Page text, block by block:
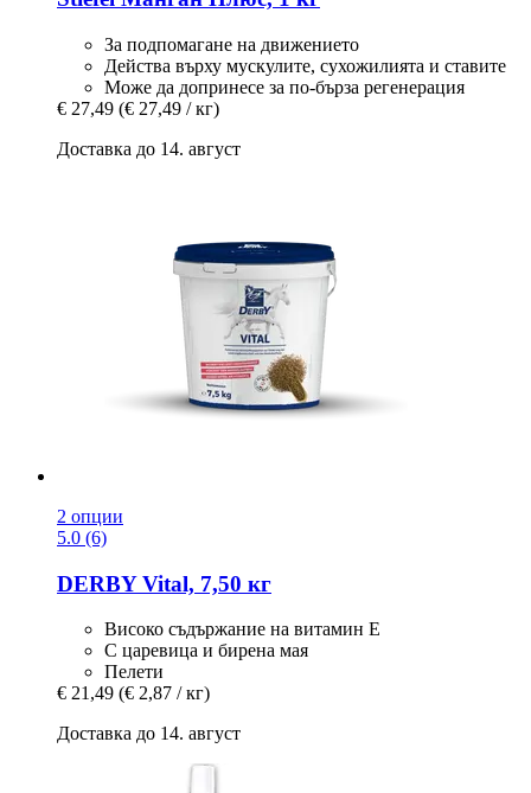
За подпомагане на движението
Действа върху мускулите, сухожилията и ставите
Може да допринесе за по-бърза регенерация
€ 27,49 (€ 27,49 / кг)
Доставка до 14. август
2 опции
5.0 (6)
DERBYVital, 7,50 кг
Високо съдържание на витамин Е
С царевица и бирена мая
Пелети
€ 21,49 (€ 2,87 / кг)
Доставка до 14. август